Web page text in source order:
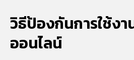
วิธีป้องกันการใช้งา
ออนไลน์